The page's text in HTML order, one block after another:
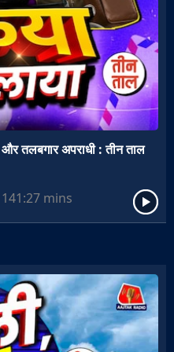
तलबगार अपराधी : तीन ताल
141:27mins